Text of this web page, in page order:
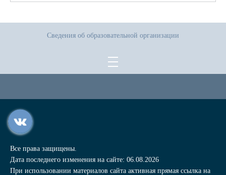
Сведения об образовательной организации
Все права защищены.
Дата последнего изменения на сайте: 06.08.2026
При использовании материалов сайта активная прямая ссылка на